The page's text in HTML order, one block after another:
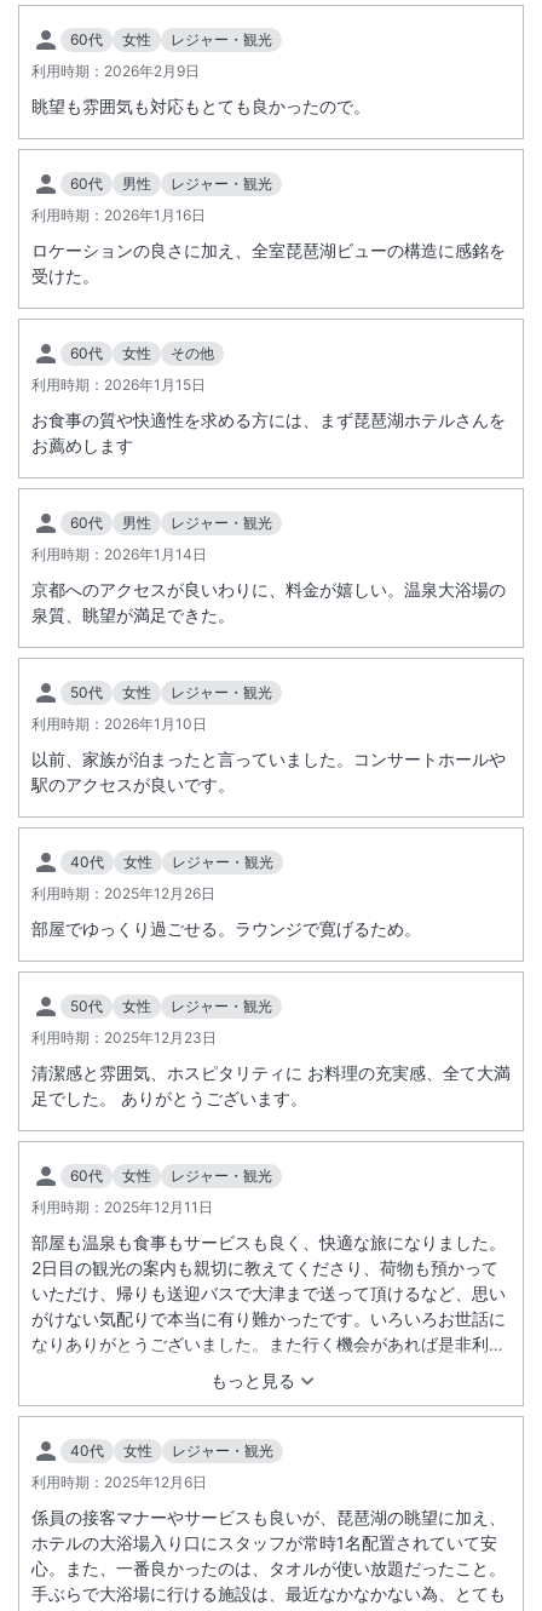
解とご了承のほどお願い申し上げます。
未就学児のお子様は無料、小学生のお子様は２，２００円（消費税・サ
ービス料込）で添い寝にてご宿泊いただけます。（同室にご宿泊の大人
と同人数まで）
※添い寝のお子様のお食事は含まれておりません。別途、食事代がかか
ります。
※予約時の総額には含まれておりません。
※追加のベッドが必要な場合は有料となります。
■ＥＶ充電スタンドは、事前のご予約でご利用頂けます。
■添い寝のお子様（５歳から小学生）がバイキングをご利用の場合は、
入場料として夕食は３，7００円、朝食は１，７５０円が必要です。現
地でお支払い下さい。※ＧＷ、お盆、クリスマス期間、年末年始は料金
が変更になる場合有。現地にお問合せ下さい。
■夕食バイキングは予約制。食事開始時間（１７：３０・１９：３０）
を直接施設までご連絡下さい。
60代 女性
レジャー・観光
利用時期： 2026年2月9日
眺望も雰囲気も対応もとても良かったので。
60代 男性
レジャー・観光
利用時期： 2026年1月16日
ロケーションの良さに加え、全室琵琶湖ビューの構造に感銘を
受けた。
60代 女性
その他
利用時期： 2026年1月15日
お食事の質や快適性を求める方には、まず琵琶湖ホテルさんを
お薦めします
60代 男性
レジャー・観光
利用時期： 2026年1月14日
京都へのアクセスが良いわりに、料金が嬉しい。温泉大浴場の
泉質、眺望が満足できた。
50代 女性
レジャー・観光
利用時期： 2026年1月10日
以前、家族が泊まったと言っていました。コンサートホールや
駅のアクセスが良いです。
40代 女性
レジャー・観光
利用時期： 2025年12月26日
部屋でゆっくり過ごせる。ラウンジで寛げるため。
50代 女性
レジャー・観光
利用時期： 2025年12月23日
清潔感と雰囲気、ホスピタリティに お料理の充実感、全て大満
足でした。 ありがとうございます。
60代 女性
レジャー・観光
利用時期： 2025年12月11日
もっと見る
部屋も温泉も食事もサービスも良く、快適な旅になりました。
2日目の観光の案内も親切に教えてくださり、荷物も預かって
いただけ、帰りも送迎バスで大津まで送って頂けるなど、思い
がけない気配りで本当に有り難かったです。いろいろお世話に
なりありがとうございました。また行く機会があれば是非利用
させていただきたいと思います。友人にもお勧めしたいホテル
40代 女性
レジャー・観光
利用時期： 2025年12月6日
係員の接客マナーやサービスも良いが、琵琶湖の眺望に加え、
ホテルの大浴場入り口にスタッフが常時1名配置されていて安
心。また、一番良かったのは、タオルが使い放題だったこと。
手ぶらで大浴場に行ける施設は、最近なかなかない為、とても